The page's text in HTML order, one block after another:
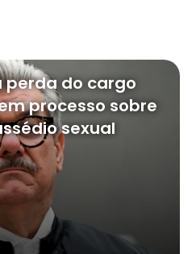
perda do cargo
processo sobre
sexual